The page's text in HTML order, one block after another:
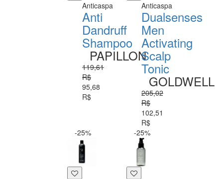
Anticaspa
Anti
Dandruff
Shampoo
PAPILLON
119,61
R$
95,68
R$
Anticaspa
Dualsenses
Men
Activating
Scalp
Tonic
GOLDWELL
205,02
R$
102,51
R$
-25%
-25%